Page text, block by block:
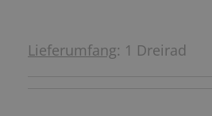
Lieferumfang: 1 Dreirad